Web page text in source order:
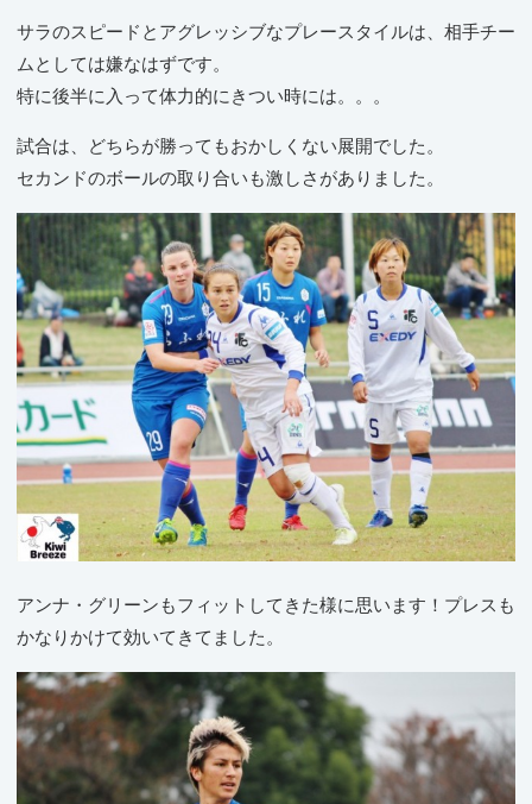
サラのスピードとアグレッシブなプレースタイルは、相手チー
ムとしては嫌なはずです。
特に後半に入って体力的にきつい時には。。。
試合は、どちらが勝ってもおかしくない展開でした。
セカンドのボールの取り合いも激しさがありました。
アンナ・グリーンもフィットしてきた様に思います！プレスも
かなりかけて効いてきてました。